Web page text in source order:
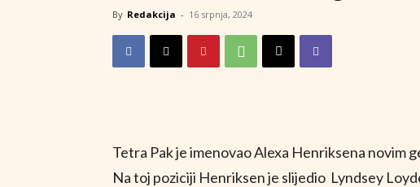
By Redakcija - 16 srpnja, 2024
Tetra Pak je imenovao Alexa Henriksena novim
Na toj poziciji Henriksen je slijedio Lyndsey